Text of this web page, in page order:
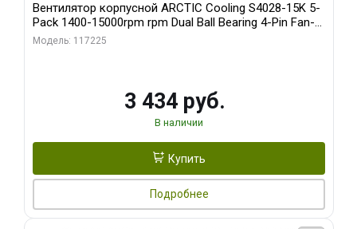
Вентилятор корпусной ARCTIC Cooling S4028-15K 5-
Pack 1400-15000rpm rpm Dual Ball Bearing 4-Pin Fan-
Connector (ACFAN00274A)
Модель: 117225
3 434 руб.
В наличии
Купить
Подробнее